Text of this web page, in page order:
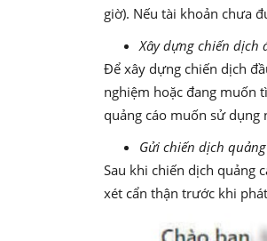
giờ). Nếu tài khoản chưa
Xây dựng chiến dịch
Để xây dựng chiến dịch
nghiệm hoặc đang muốn
quảng cáo muốn sử dụng
Gửi chiến dịch
Sau khi chiến dịch quảng
xét cẩn thận trước khi